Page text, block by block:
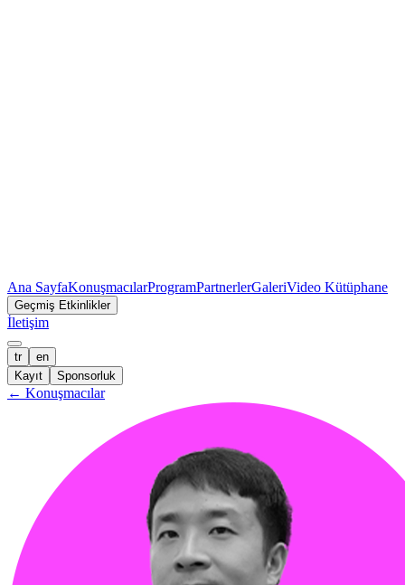
Ana SayfaKonuşmacılarProgramPartnerlerGaleriVideo Kütüphane
Geçmiş Etkinlikler
İletişim
tr
en
Kayıt
Sponsorluk
← Konuşmacılar